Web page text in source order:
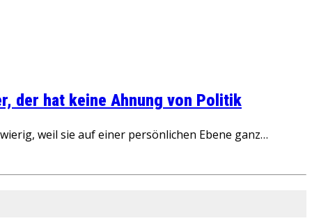
der hat keine Ahnung von Politik
weil sie auf einer persönlichen Ebene ganz…